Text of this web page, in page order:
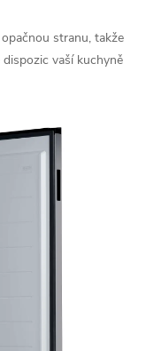
stranu, takže
vaší kuchyně